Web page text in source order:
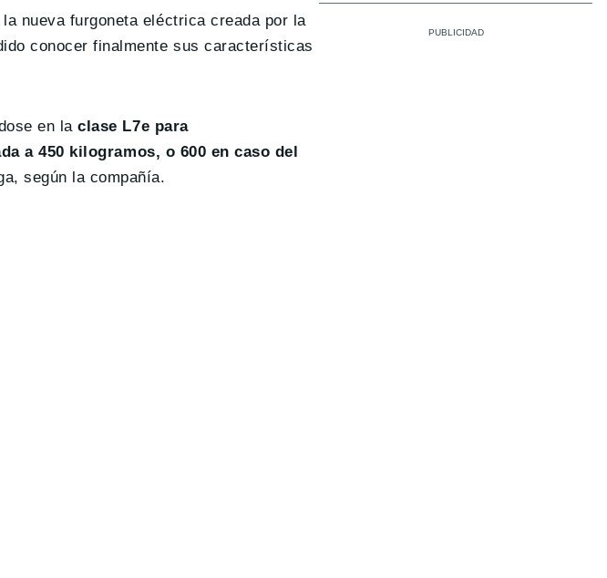
la nueva furgoneta eléctrica creada por la
conocer finalmente sus características
en laclase L7e para
a 450 kilogramos, o 600 en caso del
según la compañía.